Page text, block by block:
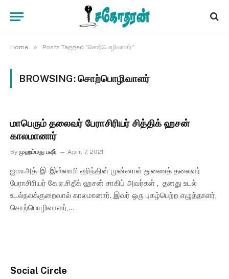
Home » Posts Tagged "சொற்பொழிவாளர்"
BROWSING:சொற்பொழிவாளர்
மாபெரும் தலைவர் பேராசிரியர் சித்திக் ஹசன்
காலமானார்
By முஹம்மது பஷீர் April 7, 2021
ஜமாஅத்-இ-இஸ்லாமி ஹிந்தின் முன்னாள் துணைத் தலைவர்
பேராசிரியர் கே.ஏ.சிதீக் ஹசன் சாகிப் அவர்கள் , தனது உடல்
உடல்நலக்குறைவால் காலமானார். இவர் ஒரு புகழ்பெற்ற எழுத்தாளர்,
சொற்பொழிவாளர்,…
Social Circle